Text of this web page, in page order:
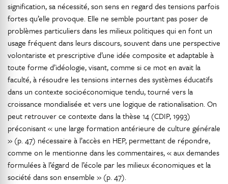
signification, sa nécessité, son sens en regard des tensions parfois
fortes qu’elle provoque. Elle ne semble pourtant pas poser de
problèmes particuliers dans les milieux politiques qui en font un
usage fréquent dans leurs discours, souvent dans une perspective
volontariste et prescriptive d’une idée composite et adaptable à
toute forme d’idéologie, visant, comme si ce mot en avait la
faculté, à résoudre les tensions internes des systèmes éducatifs
dans un contexte socioéconomique tendu, tourné vers la
croissance mondialisée et vers une logique de rationalisation. On
peut retrouver ce contexte dans la thèse 14 (CDIP, 1993)
préconisant « une large formation antérieure de culture générale
» (p. 47) nécessaire à l’accès en HEP, permettant de répondre,
comme on le mentionne dans les commentaires, « aux demandes
formulées à l’égard de l’école par les milieux économiques et la
société dans son ensemble » (p. 47).